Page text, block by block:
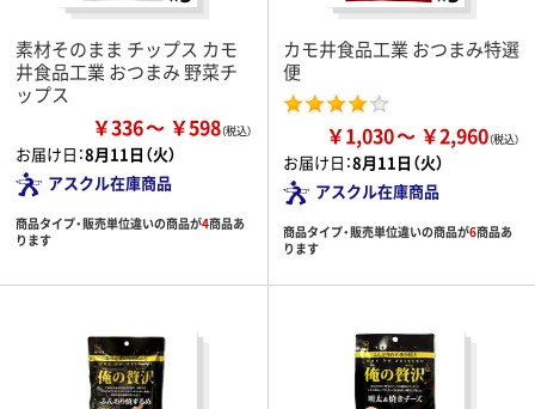
素材そのまま チップス カモ
井食品工業 おつまみ 野菜チ
ップス
￥336 ￥598
お届け日：8月11日（火）
アスクル在庫商品
商品タイプ・販売単位違いの商品が4商品あ
ります
カモ井食品工業 おつまみ特選
便
￥1,030 ￥2,960
お届け日：8月11日（火）
アスクル在庫商品
商品タイプ・販売単位違いの商品が6商品あ
ります